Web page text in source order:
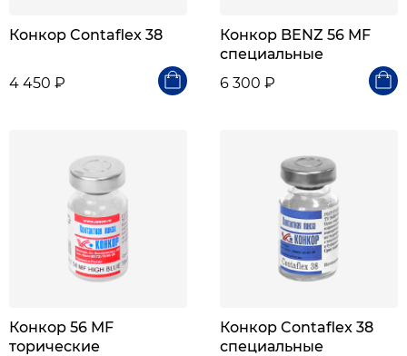
Конкор Contaflex 38
4 450 ₽
Конкор BENZ 56 MF
специальные
6 300 ₽
Конкор 56 MF
торические
Конкор Contaflex 38
специальные